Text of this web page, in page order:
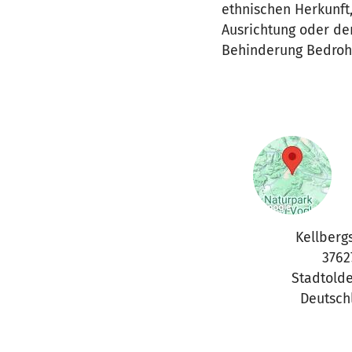
ethnischen
Ausrichtung oder
Behinderung